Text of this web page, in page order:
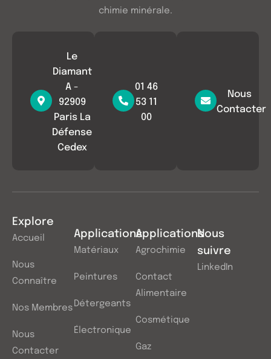
chimie minérale.
Le
Diamant
A -
92909
Paris La
Défense
Cedex
01 46
53 11
00
Nous
Contacter
Explore
Accueil
Nous
Connaître
Nos Membres
Nous
Contacter
Applications
Matériaux
Peintures
Détergeants
Électronique
Applications
Agrochimie
Contact
Alimentaire
Cosmétique
Gaz
Nous
suivre
LinkedIn